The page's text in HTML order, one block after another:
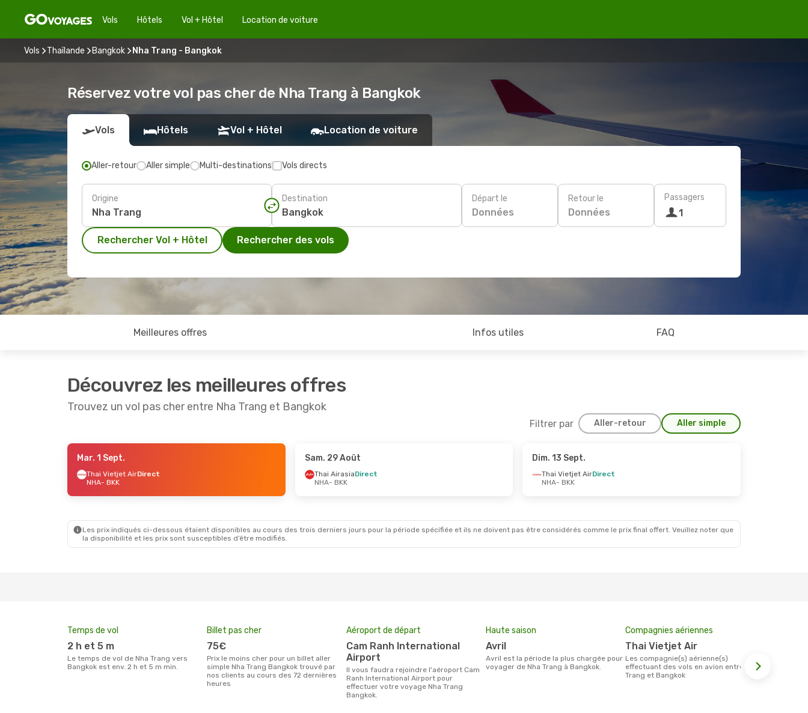
Vols Hôtels Vol + Hôtel Location de voiture
Vols Thaïlande Bangkok Nha Trang - Bangkok
Réservez votre vol pas cher de Nha Trang à Bangkok
Vols Hôtels Vol + Hôtel Location de voiture
Aller-retour Aller simple Multi-destinations Vols directs
Origine Destination Départ le
Données
Retour le
Données
Passagers
1
Rechercher Vol + Hôtel Rechercher des vols
Meilleures offres Infos utiles FAQ
Découvrez les meilleures offres
Trouvez un vol pas cher entre Nha Trang et Bangkok
Filtrer par Aller-retour Aller simple
- Lun. 7 Sept.
Mar. 1 Sept.
Thai Vietjet AirDirect
NHA- BKK
Sam. 29 Août
Thai AirasiaDirect
NHA- BKK
Dim. 13 Sept.
Thai Vietjet AirDirect
NHA- BKK
Les prix indiqués ci-dessous étaient disponibles au cours des trois derniers jours pour la période spécifiée et ils ne doivent pas être considérés comme le prix final offert. Veuillez noter que
la disponibilité et les prix sont susceptibles d’être modifiés.
Temps de vol
2 h et 5 m
Le temps de vol de Nha Trang vers
Bangkok est env. 2 h et 5 m min.
Billet pas cher
75€
Prix le moins cher pour un billet aller
simple Nha Trang Bangkok trouvé par
nos clients au cours des 72 dernières
heures
Aéroport de départ
Cam Ranh International
Airport
Il vous faudra rejoindre l'aéroport Cam
Ranh International Airport pour
effectuer votre voyage Nha Trang
Bangkok.
Haute saison
avril
avril est la période la plus chargée pour
voyager de Nha Trang à Bangkok.
Compagnies aériennes
Thai Vietjet Air
Les compagnie(s) aérienne(s)
effectuant des vols en avion entre Nha
Trang et Bangkok